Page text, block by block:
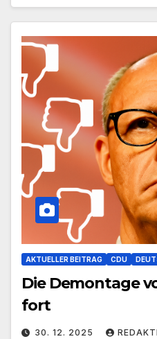
AKTUELLER BEITRAG CDU
Die Demontage
fort
30. 12. 2025